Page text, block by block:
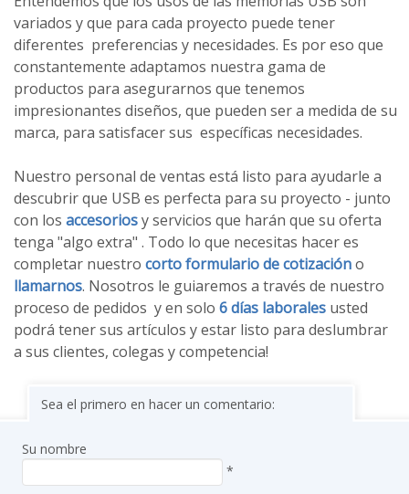
variados y que para cada proyecto puede tener
diferentes preferencias y necesidades. Es por eso que
constantemente adaptamos nuestra gama de
productos para asegurarnos que tenemos
impresionantes diseños, que pueden ser a medida de su
marca, para satisfacer sus específicas necesidades.
Nuestro personal de ventas está listo para ayudarle a
descubrir que USB es perfecta para su proyecto - junto
con los accesoriosy servicios que harán que su oferta
tenga "algo extra" . Todo lo que necesitas hacer es
completar nuestro corto formulario de cotizacióno
llamarnos. Nosotros le guiaremos a través de nuestro
proceso de pedidos y en solo 6 días laborales usted
podrá tener sus artículos y estar listo para deslumbrar
a sus clientes, colegas y competencia!
Sea el primero en hacer un comentario:
Su nombre
*